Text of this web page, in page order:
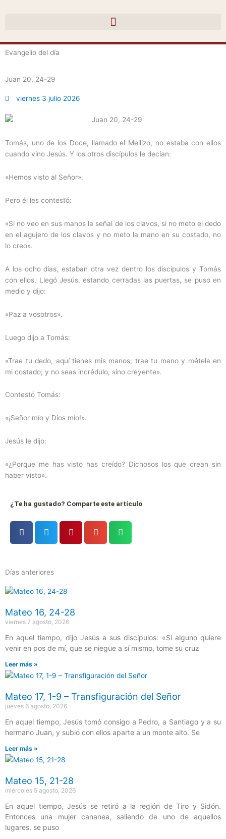
Evangelio del día
Juan 20, 24-29
viernes 3 julio 2026
Tomás, uno de los Doce, llamado el Mellizo, no estaba con ellos
cuando vino Jesús. Y los otros discípulos le decían:
«Hemos visto al Señor».
Pero él les contestó:
«Si no veo en sus manos la señal de los clavos, si no meto el dedo
en el agujero de los clavos y no meto la mano en su costado, no
lo creo».
A los ocho días, estaban otra vez dentro los discípulos y Tomás
con ellos. Llegó Jesús, estando cerradas las puertas, se puso en
medio y dijo:
«Paz a vosotros».
Luego dijo a Tomás:
«Trae tu dedo, aquí tienes mis manos; trae tu mano y métela en
mi costado; y no seas incrédulo, sino creyente».
Contestó Tomás:
«¡Señor mío y Dios mío!».
Jesús le dijo:
«¿Porque me has visto has creído? Dichosos los que crean sin
haber visto».
¿Te ha gustado? Comparte este artículo
Días anteriores
Mateo 16, 24-28
viernes 7 agosto, 2026
En aquel tiempo, dijo Jesús a sus discípulos: «Si alguno quiere
venir en pos de mí, que se niegue a sí mismo, tome su cruz
Leer más »
Mateo 17, 1-9 – Transfiguración del Señor
jueves 6 agosto, 2026
En aquel tiempo, Jesús tomó consigo a Pedro, a Santiago y a su
hermano Juan, y subió con ellos aparte a un monte alto. Se
Leer más »
Mateo 15, 21-28
miércoles 5 agosto, 2026
En aquel tiempo, Jesús se retiró a la región de Tiro y Sidón.
Entonces una mujer cananea, saliendo de uno de aquellos
lugares, se puso
Página
Página
Página
Página
Página